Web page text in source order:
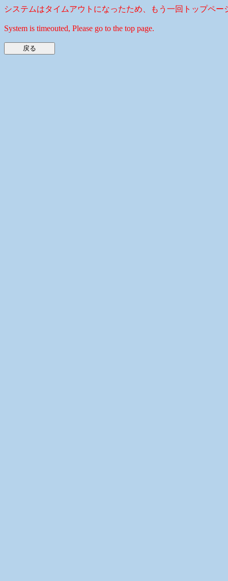
システムはタイムアウトになったため、もう一回トップペー
System is timeouted, Please go to the top page.